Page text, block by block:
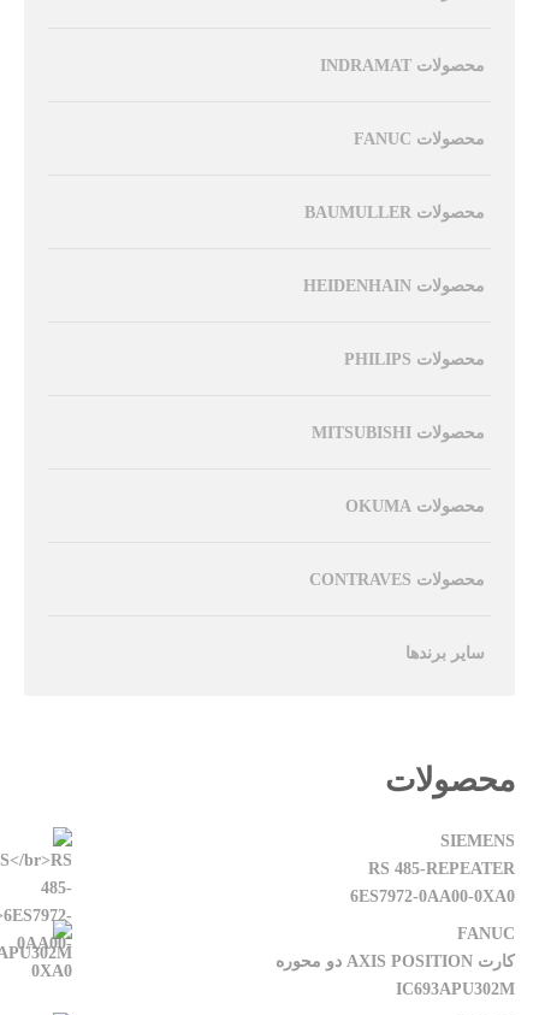
محصولات INDRAMAT
محصولات FANUC
محصولات BAUMULLER
محصولات HEIDENHAIN
محصولات PHILIPS
محصولات MITSUBISHI
محصولات OKUMA
محصولات CONTRAVES
سایر برندها
محصولات
SIEMENS
RS 485-REPEATER
6ES7972-0AA00-0XA0
FANUC
کارت AXIS POSITION دو محوره
IC693APU302M